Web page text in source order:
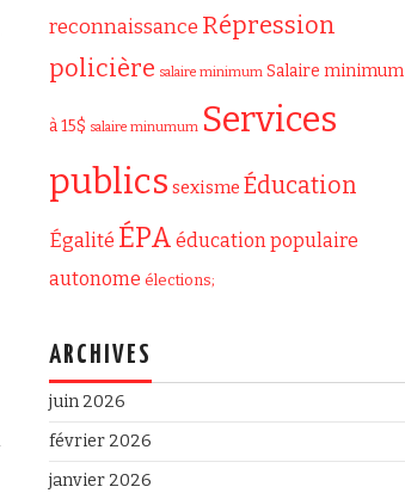
reconnaissance Répression
policière salaire minimum Salaire minimum
à 15$ salaire minumum Services
publics sexisme Éducation
Égalité ÉPA éducation populaire
autonome élections;
ARCHIVES
juin 2026
février 2026
janvier 2026